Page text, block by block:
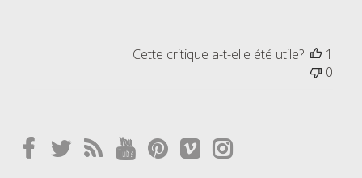
Cette critique a-t-elle été utile?
1
0